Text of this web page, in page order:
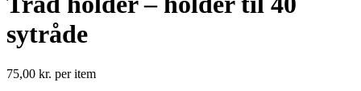
sytråde
75,00 kr. per item